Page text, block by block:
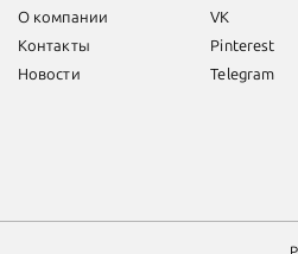
О компании
Контакты
Новости
VK
Pinterest
Telegram